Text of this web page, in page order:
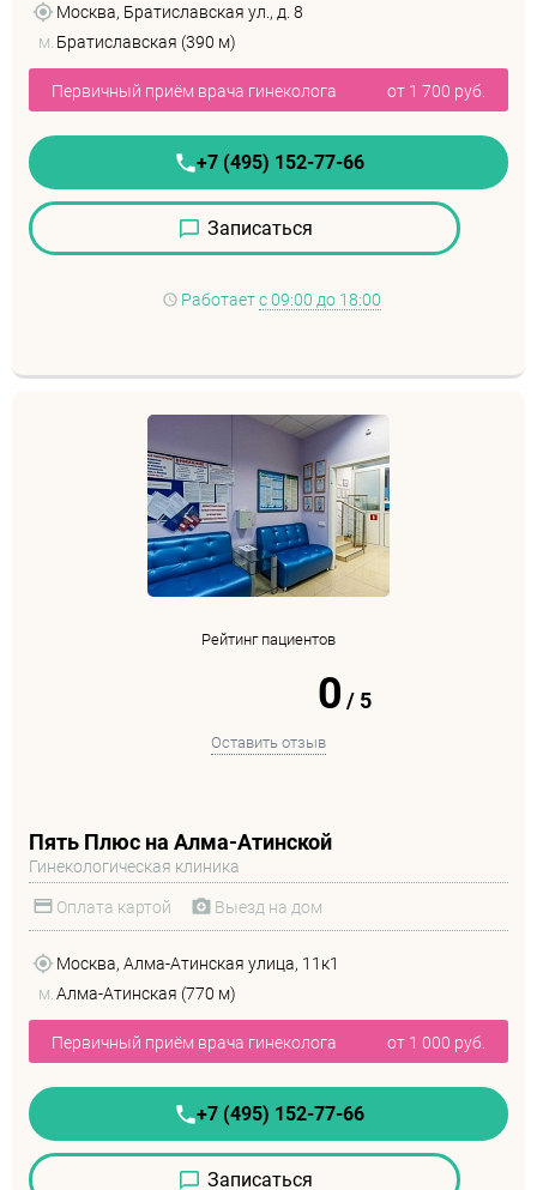
Москва, Братиславская ул., д. 8
м. Братиславская (390 м)
Первичный приём врача гинеколога от 1 700 руб.
+7 (495) 152-77-66
Записаться
Работаетс 09:00 до 18:00
Рейтинг пациентов
0 / 5
Оставить отзыв
Пять Плюс на Алма-Атинской
Гинекологическая клиника
Оплата картой Выезд на дом
Москва, Алма-Атинская улица, 11к1
м. Алма-Атинская (770 м)
Первичный приём врача гинеколога от 1 000 руб.
+7 (495) 152-77-66
Записаться